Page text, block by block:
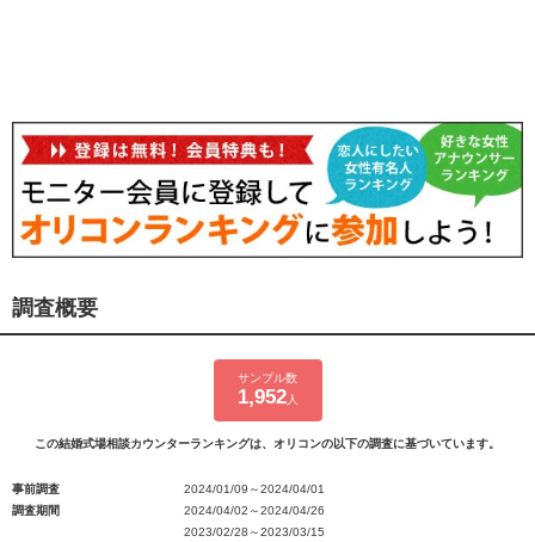
調査概要
サンプル数
1,952人
この結婚式場相談カウンターランキングは、オリコンの以下の調査に基づいています。
事前調査
2024/01/09～2024/04/01
調査期間
2024/04/02～2024/04/26
2023/02/28～2023/03/15